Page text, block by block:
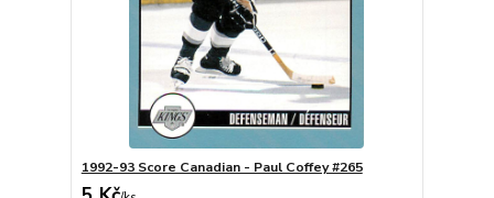
1992-93 Score Canadian - Paul Coffey #265